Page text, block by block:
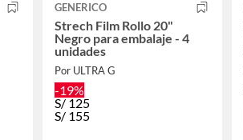
GENERICO
Strech Film Rollo 20"
Negro para embalaje - 4
unidades
Por ULTRA G
-19%
S/ 125
S/ 155